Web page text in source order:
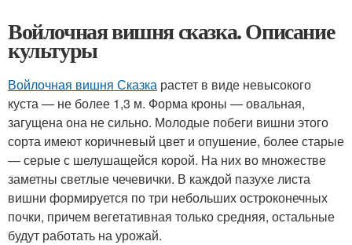
Войлочная вишня сказка. Описание
культуры
Войлочная вишня Сказка растет в виде невысокого
куста — не более 1,3 м. Форма кроны — овальная,
загущена она не сильно. Молодые побеги вишни этого
сорта имеют коричневый цвет и опушение, более старые
— серые с шелушащейся корой. На них во множестве
заметны светлые чечевички. В каждой пазухе листа
вишни формируется по три небольших остроконечных
почки, причем вегетативная только средняя, остальные
будут работать на урожай.